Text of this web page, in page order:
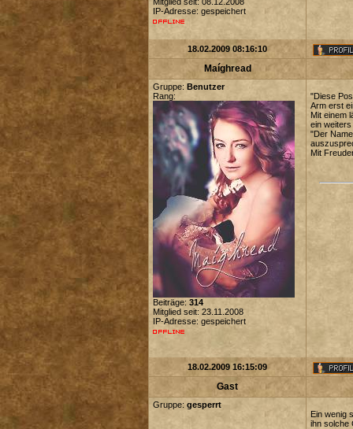
IP-Adresse: gespeichert
18.02.2009 08:16:10
Maíghread
Gruppe: Benutzer
Rang:
Beiträge: 314
Mitglied seit: 23.11.2008
IP-Adresse: gespeichert
"Diese
Arm erst
Mit einem
ein
"Der
Mit
18.02.2009 16:15:09
Gast
Gruppe: gesperrt
Ein wenig
ihn solche